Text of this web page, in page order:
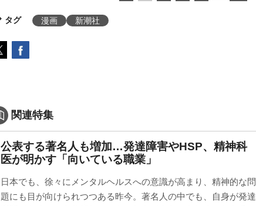
タグ 漫画 新潮社
関連特集
公表する著名人も増加…発達障害やHSP、精神科
医が明かす「向いている職業」
日本でも、徐々にメンタルヘルスへの意識が高まり、精神的な問
題にも目が向けられつつある昨今。著名人の中でも、自身が発達